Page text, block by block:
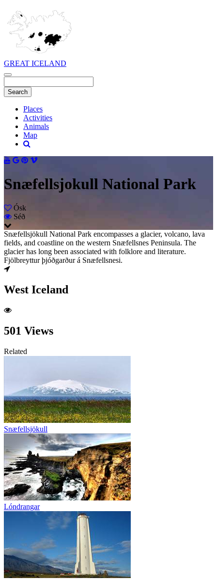
GREAT ICELAND
Places
Activities
Animals
Map
Snæfellsjokull National Park
Ósk
Séð
Snæfellsjökull National Park encompasses a glacier, volcano, lava
fields, and coastline on the western Snæfellsnes Peninsula. The
glacier has long been associated with folklore and literature.
Fjölbreyttur þjóðgarður á Snæfellsnesi.
West Iceland
501 Views
Related
Snæfellsjökull
Lóndrangar